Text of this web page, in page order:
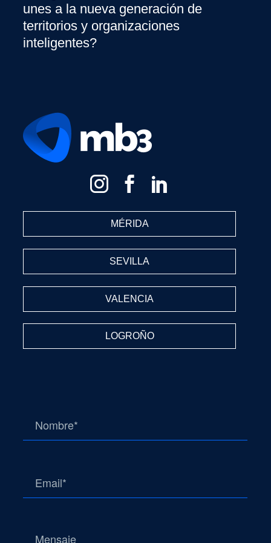
unes a la nueva generación de
territorios y organizaciones
inteligentes?
MÉRIDA
SEVILLA
VALENCIA
LOGROÑO